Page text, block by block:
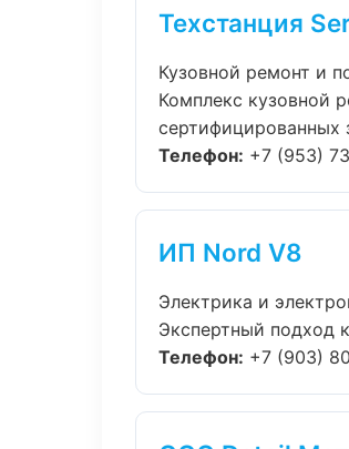
Техстанция
Кузовной ремонт и
Комплекс кузовной
сертифицированных
Телефон: +7 (953)
ИП Nord V8
Электрика и
Экспертный подход
Телефон: +7 (903)